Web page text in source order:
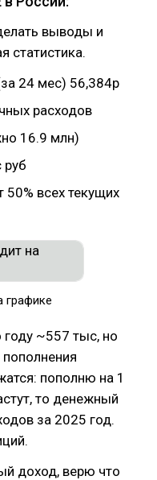
выводы и
статистика.
24 мес) 56,384р
расходов
16.9 млн)
всех текущих
графике
~557 тыс, но
пополню на 1
то денежный
за 2025 год.
доход, верю что